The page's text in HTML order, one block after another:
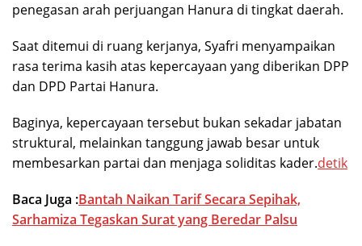
penegasan arah perjuangan Hanura di tingkat daerah.
Saat ditemui di ruang kerjanya, Syafri menyampaikan
rasa terima kasih atas kepercayaan yang diberikan DPP
dan DPD Partai Hanura.
Baginya, kepercayaan tersebut bukan sekadar jabatan
struktural, melainkan tanggung jawab besar untuk
membesarkan partai dan menjaga soliditas kader.detik
Baca Juga :Bantah Naikan Tarif Secara Sepihak,
Sarhamiza Tegaskan Surat yang Beredar Palsu